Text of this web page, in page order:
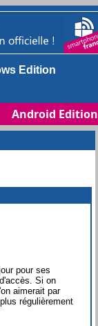
Edition
Android Edition
pour ses
Si on
aimerait par
régulièrement